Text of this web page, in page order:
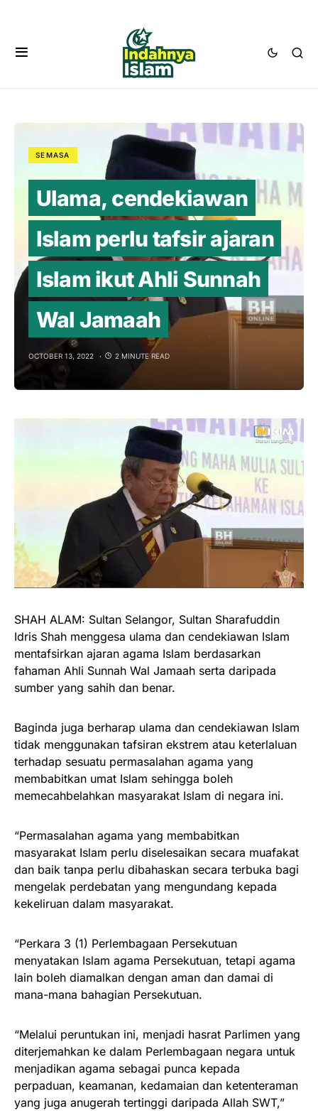
SEMASA
Ulama, cendekiawan
Islam perlu tafsir ajaran
Islam ikut Ahli Sunnah
Wal Jamaah
OCTOBER 13, 2022 2 MINUTE READ
SHAH ALAM: Sultan Selangor, Sultan Sharafuddin
Idris Shah menggesa ulama dan cendekiawan Islam
mentafsirkan ajaran agama Islam berdasarkan
fahaman Ahli Sunnah Wal Jamaah serta daripada
sumber yang sahih dan benar.
Baginda juga berharap ulama dan cendekiawan Islam
tidak menggunakan tafsiran ekstrem atau keterlaluan
terhadap sesuatu permasalahan agama yang
membabitkan umat Islam sehingga boleh
memecahbelahkan masyarakat Islam di negara ini.
“Permasalahan agama yang membabitkan
masyarakat Islam perlu diselesaikan secara muafakat
dan baik tanpa perlu dibahaskan secara terbuka bagi
mengelak perdebatan yang mengundang kepada
kekeliruan dalam masyarakat.
“Perkara 3 (1) Perlembagaan Persekutuan
menyatakan Islam agama Persekutuan, tetapi agama
lain boleh diamalkan dengan aman dan damai di
mana-mana bahagian Persekutuan.
“Melalui peruntukan ini, menjadi hasrat Parlimen yang
diterjemahkan ke dalam Perlembagaan negara untuk
menjadikan agama sebagai punca kepada
perpaduan, keamanan, kedamaian dan ketenteraman
yang juga anugerah tertinggi daripada Allah SWT,”